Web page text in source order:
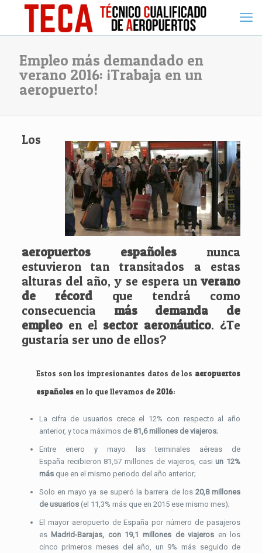
Empleo más demandado en
verano 2016: ¡Trabaja en un
aeropuerto!
Los
aeropuertos españoles nunca
estuvieron tan transitados a estas
alturas del año, y se espera unverano
de récord que tendrá como
consecuencia más demanda de
empleo en el sector aeronáutico. ¿Te
gustaría ser uno de ellos?
Estos son los impresionantes datos de los aeropuertos
españolesen lo que llevamos de2016:
La cifra de usuarios crece el 12% con respecto al año
anterior, y toca máximos de 81,6 millones de viajeros;
Entre enero y mayo las terminales aéreas de
España recibieron 81,57 millones de viajeros, casi un 12%
másque en el mismo periodo del año anterior;
Solo en mayo ya se superó la barrera de los20,8 millones
de usuarios(el 11,3% más que en 2015 ese mismo mes);
El mayor aeropuerto de España por número de pasajeros
es Madrid-Barajas, con 19,1 millones de viajeros en los
cinco primeros meses del año, un 9% más seguido de